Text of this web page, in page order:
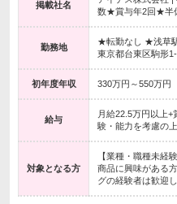
掲載社名
数★賞与年2回★半
勤務地
★転勤なし ★浅草
東京都台東区駒形
初年度年収 330万円～550万円
給与
月給22.5万円以上
験・能力を考慮の
対象となる方
【業種・職種未経
商品に興味がある
グの経験者は歓迎し